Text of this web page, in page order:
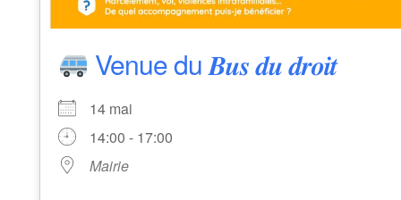
Venue du 𝑩𝒖𝒔 𝒅𝒖 𝒅𝒓𝒐𝒊𝒕
14 mai
14:00 - 17:00
Mairie